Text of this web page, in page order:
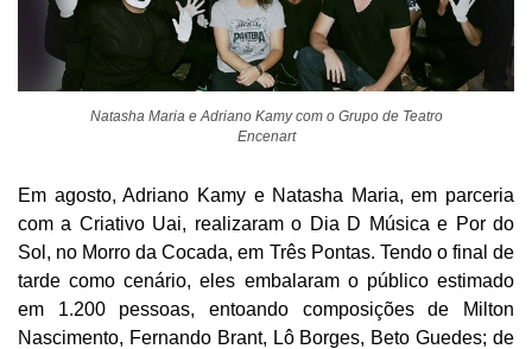
Natasha Maria e Adriano Kamy com o Grupo de Teatro
Encenart
Em agosto, Adriano Kamy e Natasha Maria, em parceria
com a Criativo Uai, realizaram o Dia D Música e Por do
Sol, no Morro da Cocada, em Três Pontas. Tendo o final de
tarde como cenário, eles embalaram o público estimado
em 1.200 pessoas, entoando composições de Milton
Nascimento, Fernando Brant, Lô Borges, Beto Guedes; de